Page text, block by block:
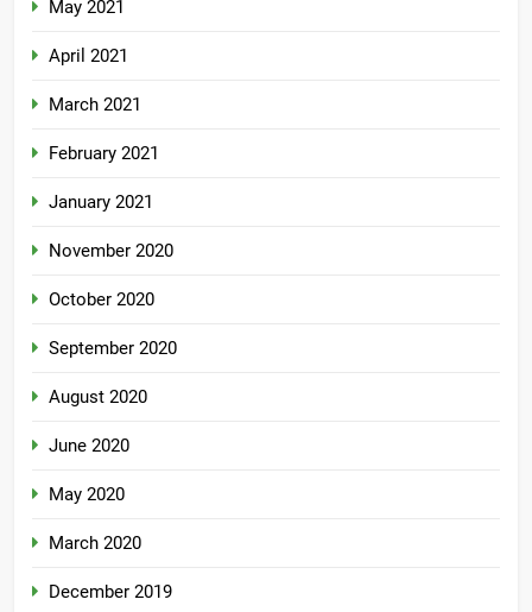
May 2021
April 2021
March 2021
February 2021
January 2021
November 2020
October 2020
September 2020
August 2020
June 2020
May 2020
March 2020
December 2019